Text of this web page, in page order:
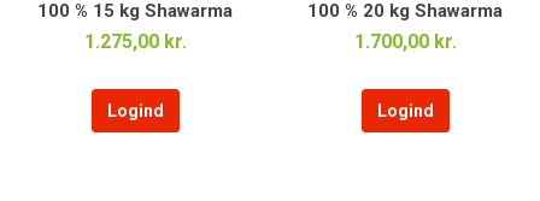
100 % 15 kg Shawarma
1.275,00 kr.
Logind
100 % 20 kg Shawarma
1.700,00 kr.
Logind